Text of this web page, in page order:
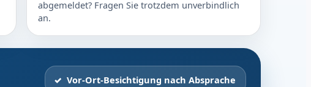
abgemeldet? Fragen Sie trotzdem unverbindlich
an.
Vor-Ort-Besichtigung nach Absprache